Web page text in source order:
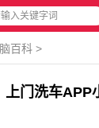
入关键字词
百科 >
上门洗车APP